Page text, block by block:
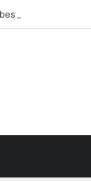
Trampoline